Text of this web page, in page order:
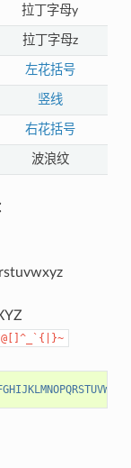
拉丁字母y
拉丁字母z
左花括号
竖线
右花括号
波浪纹